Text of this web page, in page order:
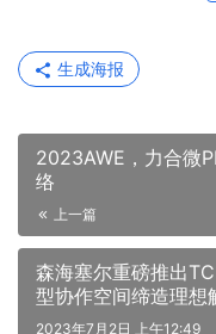
生成海报
2023AWE，力合微
络
上一篇
森海塞尔重磅推出
型协作空间缔造理想
2023年7月2日 上午12:49